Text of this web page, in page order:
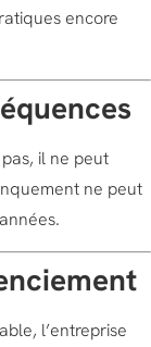
encore
il ne peut
ne peut
l’entreprise